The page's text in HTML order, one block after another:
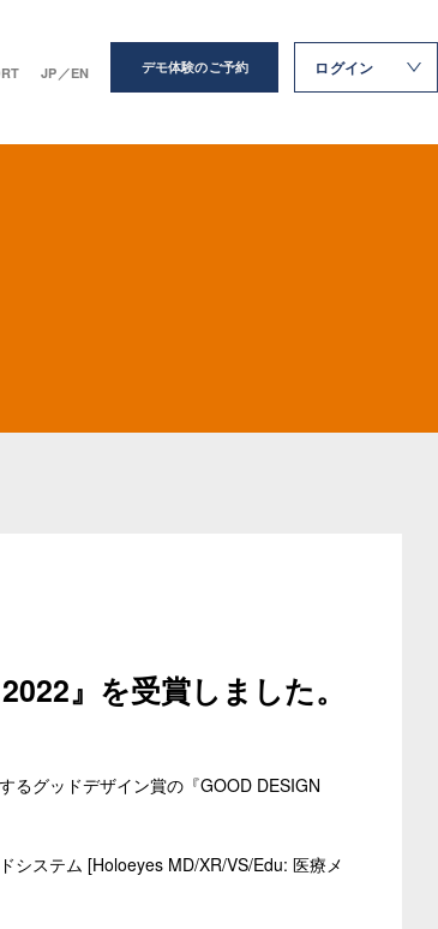
JP／EN デモ体験のご予約 ログイン
』を受賞しました。
るグッドデザイン賞の『GOOD DESIGN
システム [Holoeyes MD/XR/VS/Edu: 医療メ